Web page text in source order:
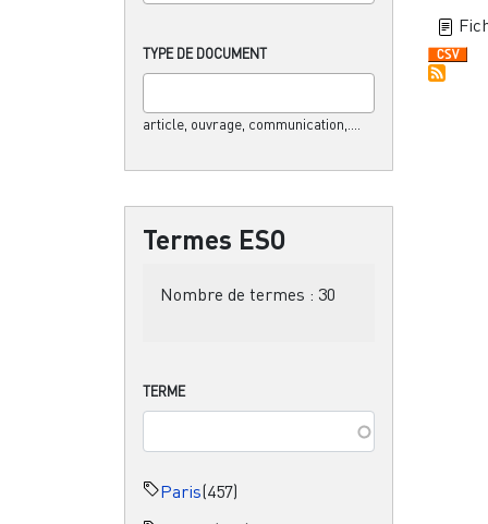
TYPE DE DOCUMENT
article, ouvrage, communication,....
Termes ESO
Nombre de termes : 30
TERME
Paris(457)